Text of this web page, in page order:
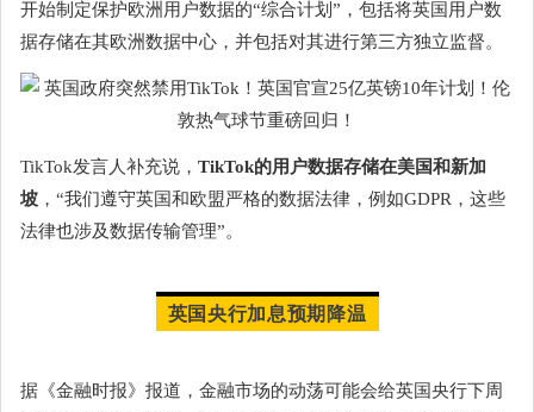
开始制定保护欧洲用户数据的“综合计划”，包括将英国用户数
据存储在其欧洲数据中心，并包括对其进行第三方独立监督。
TikTok发言人补充说， TikTok的用户数据存储在美国和新加
坡 ，“我们遵守英国和欧盟严格的数据法律，例如GDPR，这些
法律也涉及数据传输管理”。
英国央行加息预期降温
据《金融时报》报道，金融市场的动荡可能会给英国央行下周